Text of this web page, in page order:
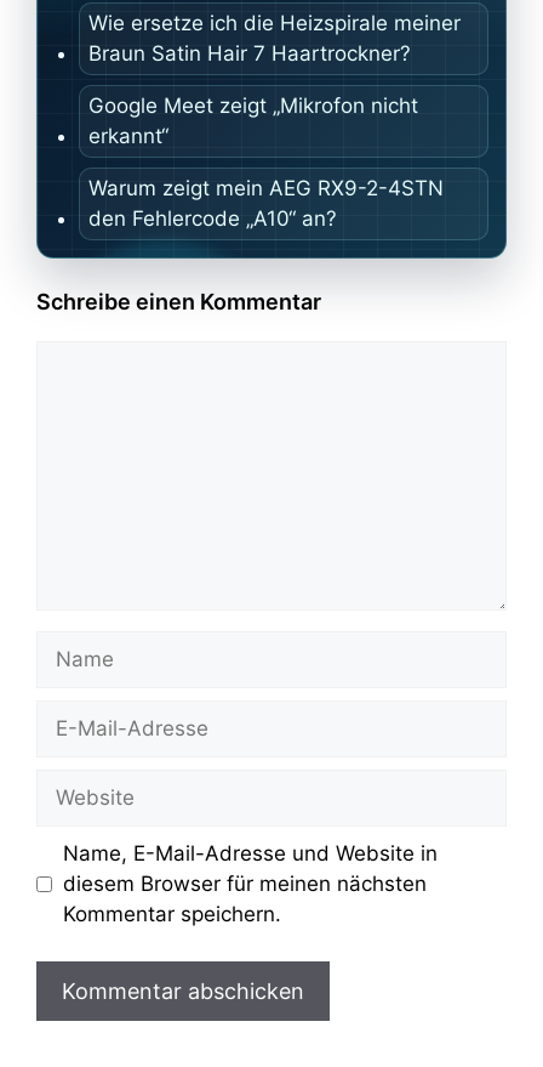
Wie ersetze ich die Heizspirale meiner
Braun Satin Hair 7 Haartrockner?
Google Meet zeigt „Mikrofon nicht
erkannt“
Warum zeigt mein AEG RX9-2-4STN
den Fehlercode „A10“ an?
Schreibe einen Kommentar
Name
Website
Name, E-Mail-Adresse und Website in
diesem Browser für meinen nächsten
Kommentar speichern.